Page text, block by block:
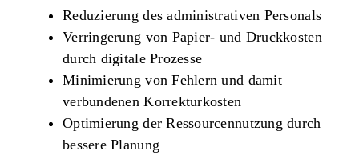
Reduzierung des administrativen Personals
Verringerung von Papier- und Druckkosten
durch digitale Prozesse
Minimierung von Fehlern und damit
verbundenen Korrekturkosten
Optimierung der Ressourcennutzung durch
bessere Planung